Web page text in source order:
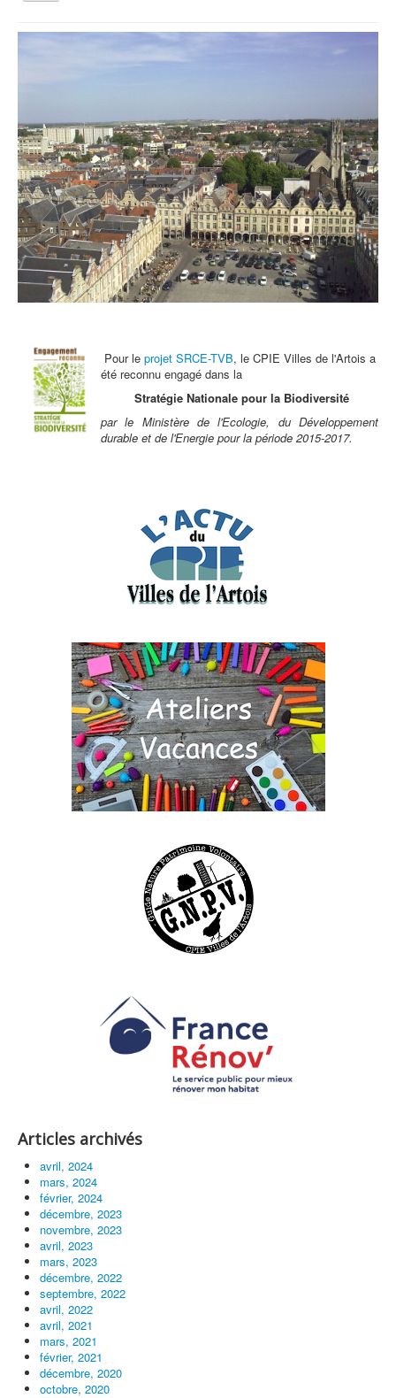
la
Vous êtes ici :
Accueil
Les ateliers d'automne
Activités tout public
Animations et éducation
Accompagnement du territoire et ingénierie
Espace Info Energie
Guide Nature Patrimoine Volontaire (GNPV)
Centre de Ressources du Territoire (CRT)
Contact
Pour le projet SRCE-TVB, le CPIE Villes de l'Artois a
été reconnu engagé dans la
Stratégie Nationale pour la Biodiversité
par le Ministère de l'Ecologie, du Développement
durable et de l'Energie pour la période 2015-2017.
Articles archivés
avril, 2024
mars, 2024
février, 2024
décembre, 2023
novembre, 2023
avril, 2023
mars, 2023
décembre, 2022
septembre, 2022
avril, 2022
avril, 2021
mars, 2021
février, 2021
décembre, 2020
octobre, 2020